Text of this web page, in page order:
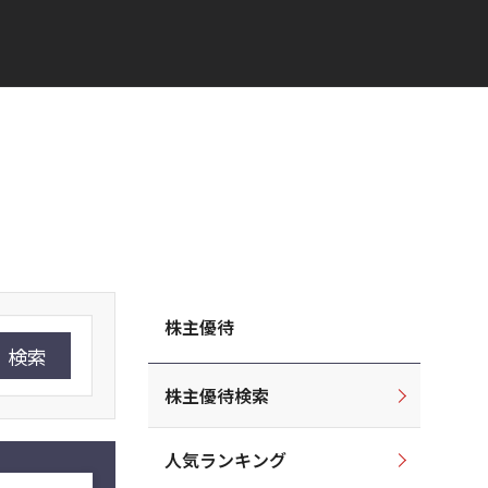
検索
株主優待
株主優待検索
人気ランキング